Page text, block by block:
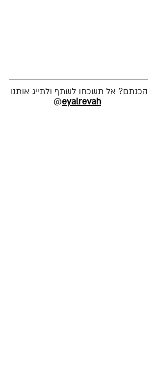
הכנתם? אל תשכחו לשתף ולתייג אותנו
@eyalrevah